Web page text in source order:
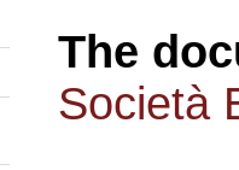
The
Società